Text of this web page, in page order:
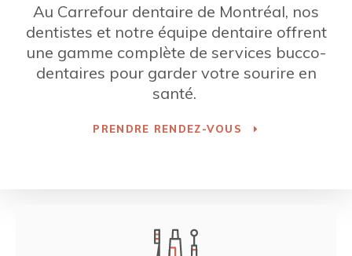
Au Carrefour dentaire de Montréal, nos
dentistes et notre équipe dentaire offrent
une gamme complète de services bucco-
dentaires pour garder votre sourire en
santé.
PRENDRE RENDEZ-VOUS